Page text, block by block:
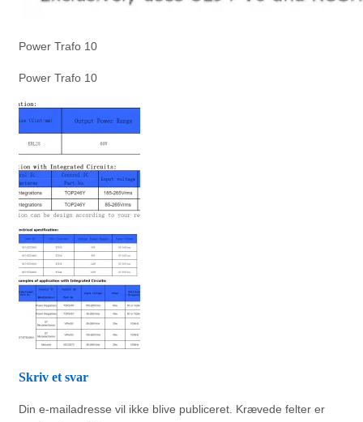
Power Trafo 10
Power Trafo 10
Skriv et svar
Din e-mailadresse vil ikke blive publiceret. Krævede felter er